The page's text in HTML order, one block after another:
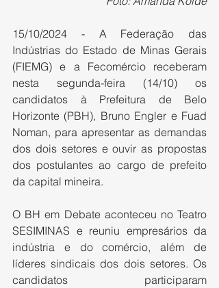
15/10/2024 - A Federação das
Indústrias do Estado de Minas Gerais
(FIEMG) e a Fecomércio receberam
nesta segunda-feira (14/10) os
candidatos à Prefeitura de Belo
Horizonte (PBH), Bruno Engler e Fuad
Noman, para apresentar as demandas
dos dois setores e ouvir as propostas
dos postulantes ao cargo de prefeito
da capital mineira.
O BH em Debate aconteceu no Teatro
SESIMINAS e reuniu empresários da
indústria e do comércio, além de
líderes sindicais dos dois setores. Os
candidatos participaram